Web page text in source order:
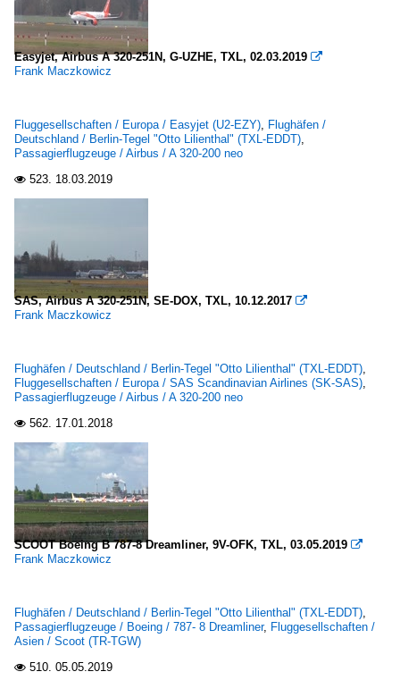
Easyjet, Airbus A 320-251N, G-UZHE, TXL, 02.03.2019 
Frank Maczkowicz
Fluggesellschaften / Europa / Easyjet (U2-EZY), Flughäfen /
Deutschland / Berlin-Tegel "Otto Lilienthal" (TXL-EDDT),
Passagierflugzeuge / Airbus / A 320-200 neo
 523. 18.03.2019
SAS, Airbus A 320-251N, SE-DOX, TXL, 10.12.2017 
Frank Maczkowicz
Flughäfen / Deutschland / Berlin-Tegel "Otto Lilienthal" (TXL-EDDT),
Fluggesellschaften / Europa / SAS Scandinavian Airlines (SK-SAS),
Passagierflugzeuge / Airbus / A 320-200 neo
 562. 17.01.2018
SCOOT Boeing B 787-8 Dreamliner, 9V-OFK, TXL, 03.05.2019 
Frank Maczkowicz
Flughäfen / Deutschland / Berlin-Tegel "Otto Lilienthal" (TXL-EDDT),
Passagierflugzeuge / Boeing / 787- 8 Dreamliner, Fluggesellschaften /
Asien / Scoot (TR-TGW)
 510. 05.05.2019